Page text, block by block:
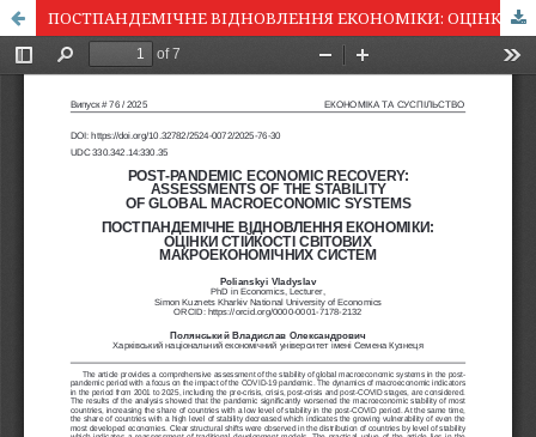
ПОСТПАНДЕМІЧНЕ ВІДНОВЛЕННЯ ЕКОНОМІКИ: ОЦІНКИ СТІЙКОСТІ СВІТОВИХ МАКРОЕКОНОМІЧНИХ СИСТЕМ